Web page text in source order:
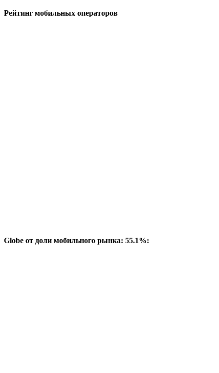
Рейтинг мобильных операторов
Globe от доли мобильного рынка: 55.1%: